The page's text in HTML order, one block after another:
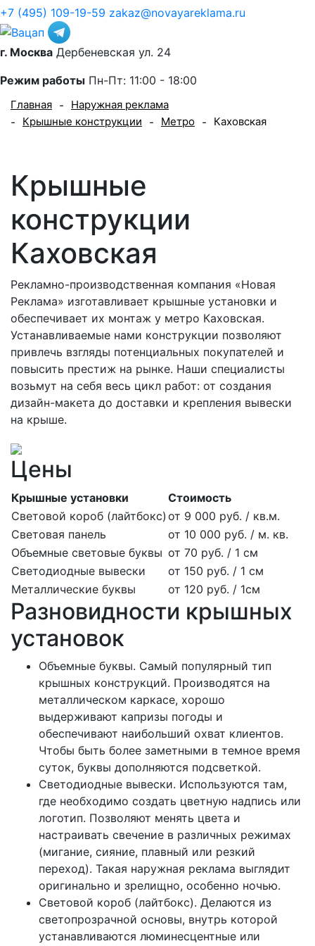
+7 (495) 109-19-59 zakaz@novayareklama.ru
г. Москва Дербеневская ул. 24
Режим работы Пн-Пт: 11:00 - 18:00
Главная -
Наружная реклама
-
Крышные конструкции - Метро - Каховская
Крышные
конструкции
Каховская
Рекламно-производственная компания «Новая
Реклама» изготавливает крышные установки и
обеспечивает их монтаж у метро Каховская.
Устанавливаемые нами конструкции позволяют
привлечь взгляды потенциальных покупателей и
повысить престиж на рынке. Наши специалисты
возьмут на себя весь цикл работ: от создания
дизайн-макета до доставки и крепления вывески
на крыше.
Цены
Крышные установки
Стоимость
Световой короб (лайтбокс) от 9 000 руб. / кв.м.
Световая панель
от 10 000 руб. / м. кв.
Объемные световые буквы от 70 руб. / 1 см
Светодиодные вывески
от 150 руб. / 1 см
Металлические буквы
от 120 руб. / 1см
Разновидности крышных
установок
Объемные буквы. Самый популярный тип
крышных конструкций. Производятся на
металлическом каркасе, хорошо
выдерживают капризы погоды и
обеспечивают наибольший охват клиентов.
Чтобы быть более заметными в темное время
суток, буквы дополняются подсветкой.
Светодиодные вывески. Используются там,
где необходимо создать цветную надпись или
логотип. Позволяют менять цвета и
настраивать свечение в различных режимах
(мигание, сияние, плавный или резкий
переход). Такая наружная реклама выглядит
оригинально и зрелищно, особенно ночью.
Световой короб (лайтбокс). Делаются из
светопрозрачной основы, внутрь которой
устанавливаются люминесцентные или